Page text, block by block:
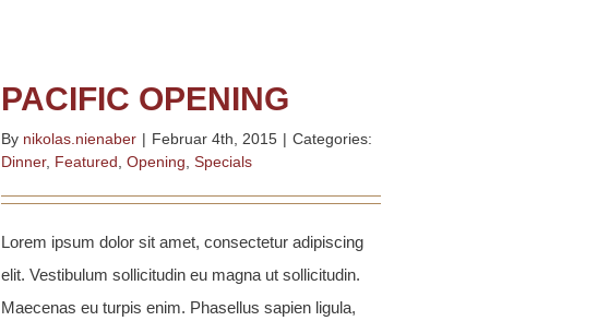
PACIFIC OPENING
By nikolas.nienaber | Februar 4th, 2015 | Categories:
Dinner, Featured Opening Specials
Lorem ipsum dolor sit amet, consectetur adipiscing
elit. Vestibulum sollicitudin eu magna ut sollicitudin.
Maecenas eu turpis enim. Phasellus sapien ligula,